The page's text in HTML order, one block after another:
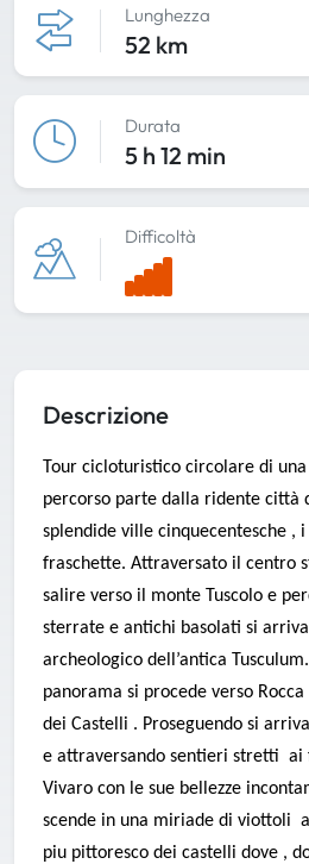
Lunghezza
52 km
Durata
5 h 12 min
Difficoltà
Descrizione
Tour cicloturistico circolare di una
percorso parte dalla ridente città
splendide ville cinquecentesche ,
fraschette. Attraversato il centro
salire verso il monte Tuscolo e
sterrate e antichi basolati si
archeologico dell’antica
panorama si procede verso
dei Castelli . Proseguendo si
e attraversando sentieri stretti ai
Vivaro con le sue bellezze
scende in una miriade di viottoli
piu pittoresco dei castelli dove ,